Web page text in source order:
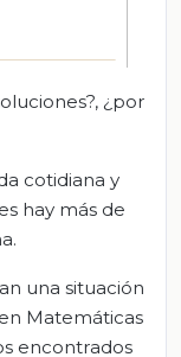
¿por
cotidiana y
hay más de
una situación
Matemáticas
encontrados